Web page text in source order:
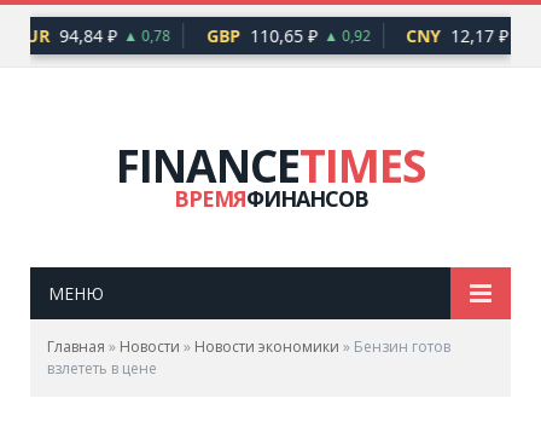
EUR 94,84 ₽ ▲ 0,78 GBP 110,65 ₽ ▲ 0,92 CNY 12,17 ₽
FINANCETIMES
ВРЕМЯФИНАНСОВ
МЕНЮ
Главная » Новости » Новости экономики » Бензин готов
взлететь в цене